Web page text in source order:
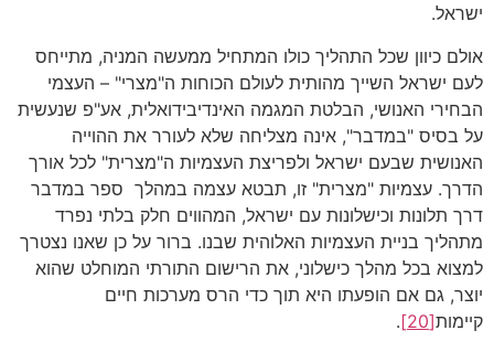
ישראל.
אולם כיוון שכל התהליך כולו המתחיל ממעשה המניה, מתייחס
לעם ישראל השייך מהותית לעולם הכוחות ה"מצרי" – העצמי
הבחירי האנושי, הבלטת המגמה האינדיבידואלית, אע"פ שנעשית
על בסיס "במדבר", אינה מצליחה שלא לעורר את ההוייה
האנושית שבעם ישראל ולפריצת העצמיות ה"מצרית" לכל אורך
הדרך. עצמיות "מצרית" זו, תבטא עצמה במהלך ספר במדבר
דרך תלונות וכישלונות עם ישראל, המהווים חלק בלתי נפרד
מתהליך בניית העצמיות האלוהית שבנו. ברור על כן שאנו נצטרך
למצוא בכל מהלך כישלוני, את הרישום התורתי המוחלט שהוא
יוצר, גם אם הופעתו היא תוך כדי הרס מערכות חיים
קיימות[20]
.